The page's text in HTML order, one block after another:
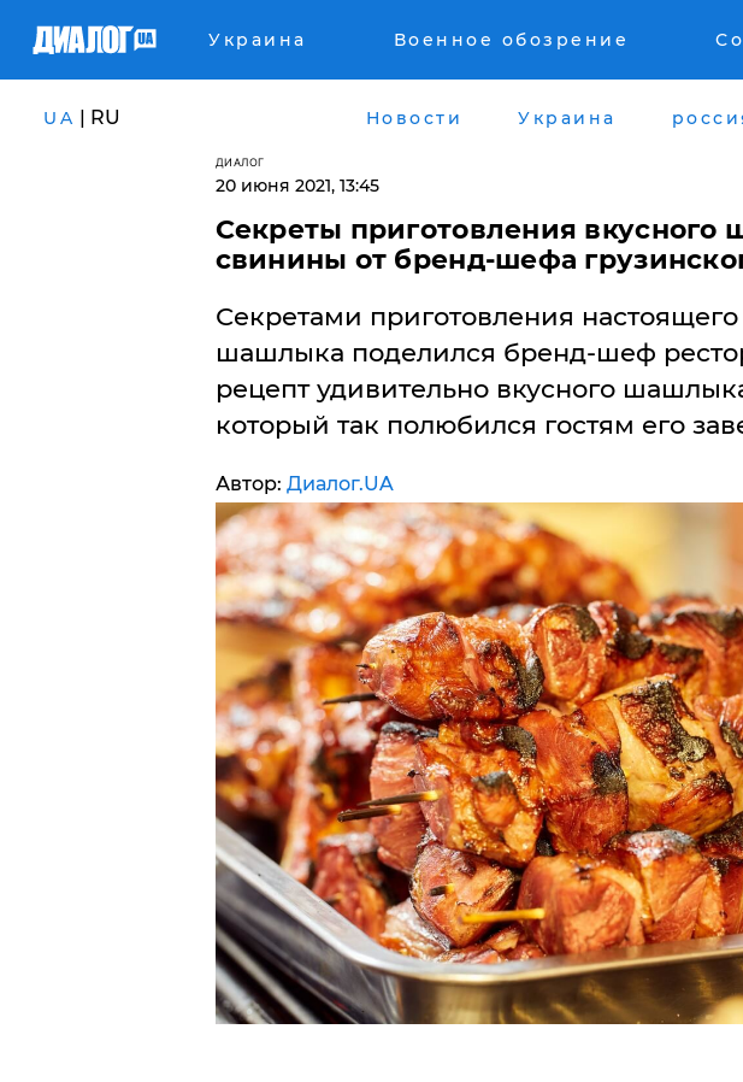
Украина Военное обозрение
UA | RU Новости Украина
ДИАЛОГ
20 июня 2021, 13:45
Секреты приготовления вкусного
свинины от бренд-шефа
Секретами приготовления настоящего
шашлыка поделился бренд-шеф
рецепт удивительно вкусного
который так полюбился гостям его
Автор: Диалог.UA